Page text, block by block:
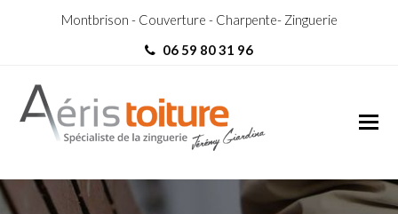
Montbrison - Couverture - Charpente- Zinguerie
06 59 80 31 96